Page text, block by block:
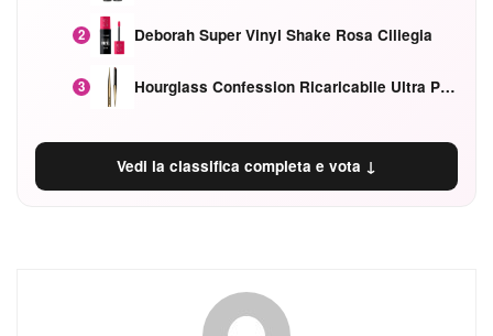
2 Deborah Super Vinyl Shake Rosa Ciliegia
3 Hourglass Confession Ricaricabile Ultra Preciso Ad Alta Intensità Secretly Classic Red
Vedi la classifica completa e vota ↓